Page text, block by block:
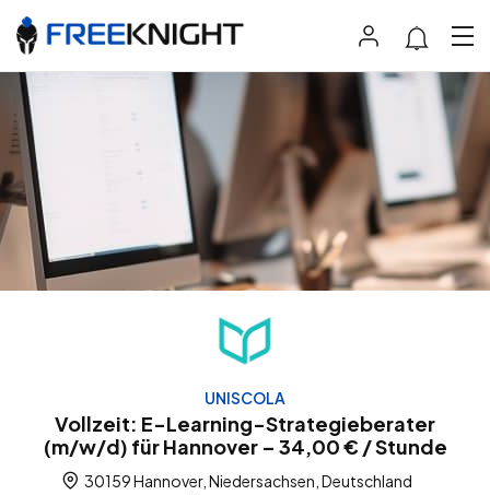
UNISCOLA
Vollzeit: E-Learning-Strategieberater
(m/w/d) für Hannover – 34,00 € / Stunde
30159 Hannover, Niedersachsen, Deutschland